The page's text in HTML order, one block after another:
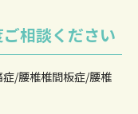
相談ください
/腰椎椎間板症/腰椎